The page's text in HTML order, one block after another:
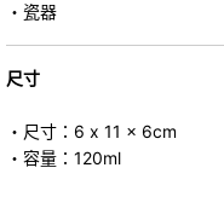
・瓷器
尺寸
・尺寸：6 x 11 x 6cm
・容量：120ml